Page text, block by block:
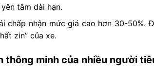
tâm dài hạn.
chấp nhận mức giá cao hơn 30-50%.
zin” của xe.
thông minh của nhiều người